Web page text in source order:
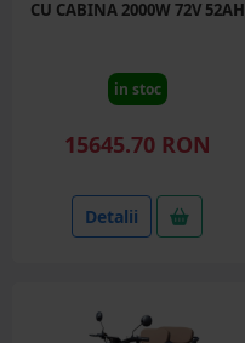
CU CABINA 2000W 72V 52AH
in stoc
15645.70 RON
Detalii